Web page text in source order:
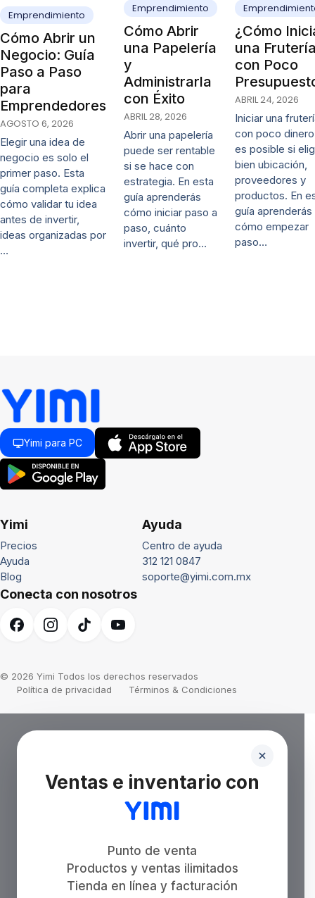
Emprendimiento
Cómo Abrir un
Negocio: Guía
Paso a Paso
para
Emprendedores
AGOSTO 6, 2026
Elegir una idea de
negocio es solo el
primer paso. Esta
guía completa explica
cómo validar tu idea
antes de invertir,
ideas organizadas por
…
Emprendimiento
Cómo Abrir
una Papelería
y
Administrarla
con Éxito
ABRIL 28, 2026
Abrir una papelería
puede ser rentable
si se hace con
estrategia. En esta
guía aprenderás
cómo iniciar paso a
paso, cuánto
invertir, qué pro…
¿Cómo
una
con Poco
ABRIL 24, 2026
Iniciar una
con poco dinero
es posible si
bien ubicación,
proveedores y
productos. En
guía aprenderás
cómo empezar
paso…
Yimi para PC
Yimi
Precios
Ayuda
Blog
Ayuda
Centro de ayuda
312 121 0847
soporte@yimi.com.mx
Conecta con nosotros
© 2026 Yimi Todos los derechos reservados
Política de privacidad
Términos & Condiciones
Ventas e inventario con
Punto de venta
Productos y ventas ilimitados
Tienda en línea y facturación